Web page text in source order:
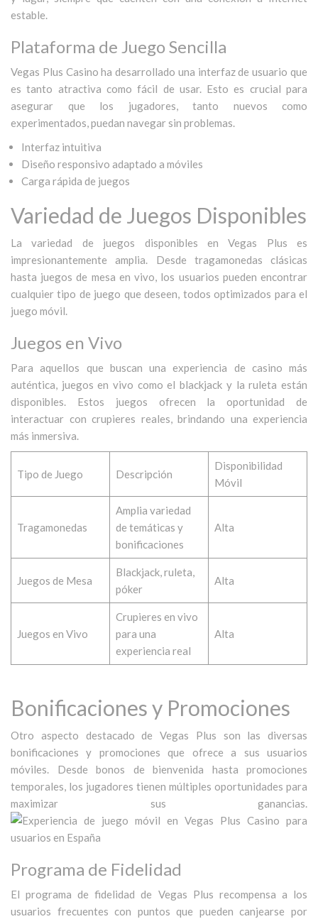
estable.
Plataforma de Juego Sencilla
Vegas Plus Casino ha desarrollado una interfaz de usuario que
es tanto atractiva como fácil de usar. Esto es crucial para
asegurar que los jugadores, tanto nuevos como
experimentados, puedan navegar sin problemas.
Interfaz intuitiva
Diseño responsivo adaptado a móviles
Carga rápida de juegos
Variedad de Juegos Disponibles
La variedad de juegos disponibles en Vegas Plus es
impresionantemente amplia. Desde tragamonedas clásicas
hasta juegos de mesa en vivo, los usuarios pueden encontrar
cualquier tipo de juego que deseen, todos optimizados para el
juego móvil.
Juegos en Vivo
Para aquellos que buscan una experiencia de casino más
auténtica, juegos en vivo como el blackjack y la ruleta están
disponibles. Estos juegos ofrecen la oportunidad de
interactuar con crupieres reales, brindando una experiencia
más inmersiva.
Tipo de Juego Descripción
Disponibilidad
Móvil
Tragamonedas
Amplia variedad
de temáticas y
bonificaciones
Alta
Juegos de Mesa
Blackjack, ruleta,
póker
Alta
Juegos en Vivo
Crupieres en vivo
para una
experiencia real
Alta
Bonificaciones y Promociones
Otro aspecto destacado de Vegas Plus son las diversas
bonificaciones y promociones que ofrece a sus usuarios
móviles. Desde bonos de bienvenida hasta promociones
temporales, los jugadores tienen múltiples oportunidades para
maximizar sus ganancias.
Programa de Fidelidad
El programa de fidelidad de Vegas Plus recompensa a los
usuarios frecuentes con puntos que pueden canjearse por